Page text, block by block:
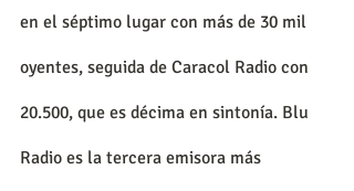
en el séptimo lugar con más de 30 mil
oyentes, seguida de Caracol Radio con
20.500, que es décima en sintonía. Blu
Radio es la tercera emisora más